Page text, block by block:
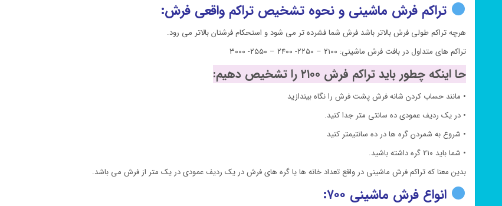
تراکم فرش ماشینی و نحوه تشخیص تراکم واقعی فرش:
هرچه تراکم طولی فرش بالاتر باشد فرش شما فشرده تر می شود و استحکام فرشتان بالاتر می رود.
تراکم های متداول در بافت فرش ماشینی: ۲۱۰۰ – ۲۲۵۰- ۲۴۰۰ – ۲۵۵۰- ۳۰۰۰
حا اینکه چطور باید تراکم فرش ۲۱۰۰ را تشخیص دهیم:
• مانند حساب کردن شانه فرش پشت فرش را نگاه بیندازید
• در یک ردیف عمودی ده سانتی متر جدا کنید.
• شروع به شمردن گره ها در ده سانتیمتر کنید
• شما باید ۲۱۰ گره داشته باشید.
بدین معنا که تراکم فرش ماشینی در واقع تعداد خانه ها یا گره های فرش در یک ردیف عمودی در یک متر از فرش می باشد.
انواع فرش ماشینی ۷۰۰: